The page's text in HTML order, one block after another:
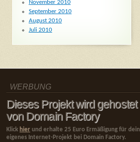
November 2010
September 2010
August 2010
Juli 2010
WERBUNG
Dieses Projekt wird gehostet
von Domain Factory
Klick hier und erhalte 25 Euro Ermäßigung für dein
eigenes Internet-Projekt bei Domain Factory.